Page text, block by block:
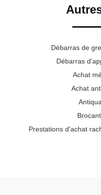
Débarras de
Débarras
Achat
Achat
Prestations d'achat